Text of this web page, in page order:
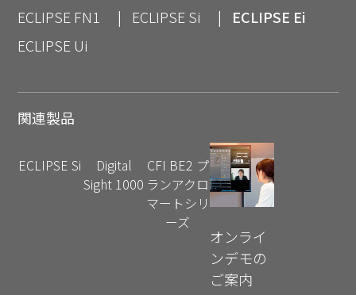
ECLIPSE FN1
ECLIPSE Si
ECLIPSE Ei
ECLIPSE Ui
関連製品
ECLIPSE Si
Digital
Sight 1000
CFI BE2 プ
ランアクロ
マートシリ
ーズ
オンライ
ンデモの
ご案内